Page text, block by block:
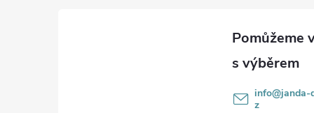
info@janda-
z